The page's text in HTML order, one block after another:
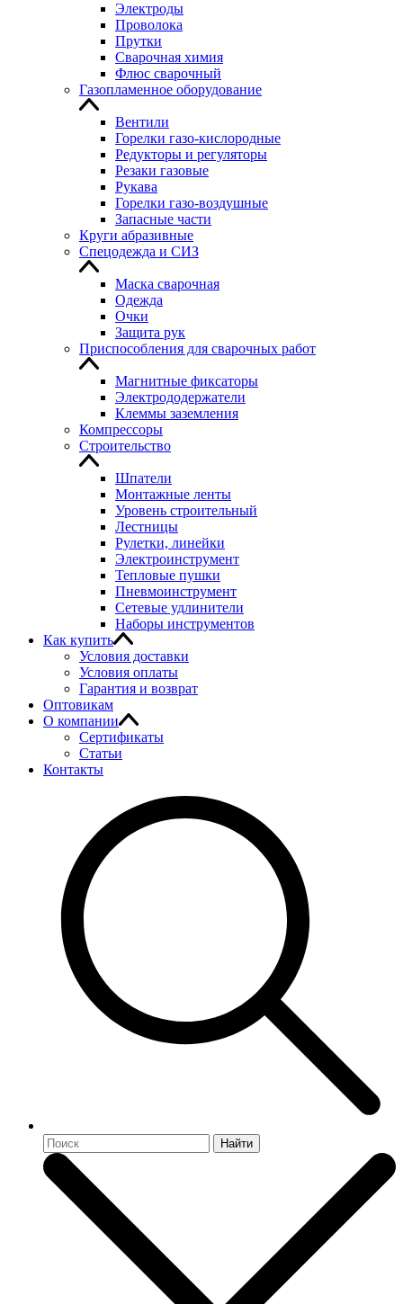
Электроды
Проволока
Прутки
Сварочная химия
Флюс сварочный
Газопламенное оборудование
Вентили
Горелки газо-кислородные
Редукторы и регуляторы
Резаки газовые
Рукава
Горелки газо-воздушные
Запасные части
Круги абразивные
Спецодежда и СИЗ
Маска сварочная
Одежда
Очки
Защита рук
Приспособления для сварочных работ
Магнитные фиксаторы
Электрододержатели
Клеммы заземления
Компрессоры
Строительство
Шпатели
Монтажные ленты
Уровень строительный
Лестницы
Рулетки, линейки
Электроинструмент
Тепловые пушки
Пневмоинструмент
Сетевые удлинители
Наборы инструментов
Как купить
Условия доставки
Условия оплаты
Гарантия и возврат
Оптовикам
О компании
Сертификаты
Статьи
Контакты
Найти